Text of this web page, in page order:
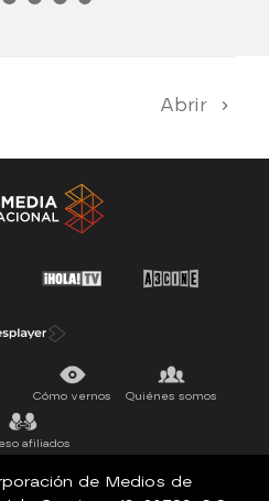
Abrir
El Hormiguero
Pasapalabra
Cómo vernos Quiénes somos
afiliados
de Medios de